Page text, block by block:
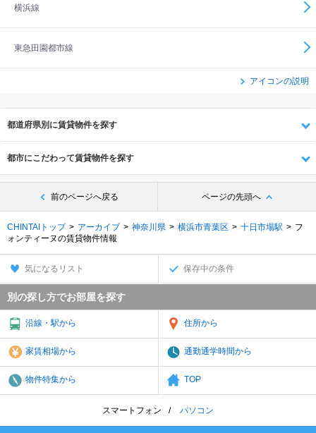
横浜線
東急田園都市線
アイコンの説明
都道府県別に賃貸物件を探す
都市にこだわって賃貸物件を探す
前のページへ戻る ページの先頭へ
CHINTAIトップ アーカイブ 神奈川県 横浜市青葉区 十日市場駅
フ
ォンティーヌの賃貸物件情報
気になるリスト 保存中の条件
別の探し方でお部屋を探す
沿線・駅から 住所から
家賃相場から 通勤通学時間から
物件特集から TOP
スマートフォン パソコン